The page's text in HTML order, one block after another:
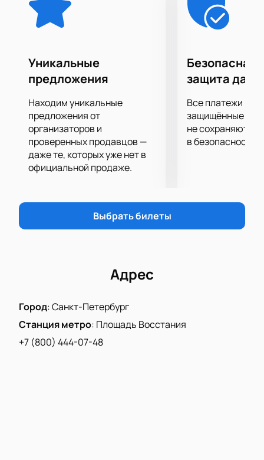
Уникальные
предложения
Находим уникальные
предложения от
организаторов и
проверенных продавцов —
даже те, которых уже нет в
официальной продаже.
Безопасная
защита
Все платежи
защищённые
не сохраняются
в безопасности.
Выбрать билеты
Адрес
Город:Санкт-Петербург
Станция метро: Площадь Восстания
+7 (800) 444-07-48